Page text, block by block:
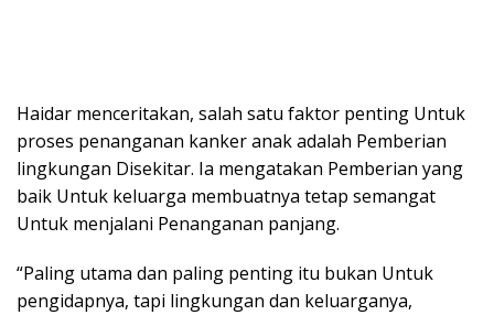
Haidar menceritakan, salah satu faktor penting Untuk
proses penanganan kanker anak adalah Pemberian
lingkungan Disekitar. Ia mengatakan Pemberian yang
baik Untuk keluarga membuatnya tetap semangat
Untuk menjalani Penanganan panjang.
“Paling utama dan paling penting itu bukan Untuk
pengidapnya, tapi lingkungan dan keluarganya,